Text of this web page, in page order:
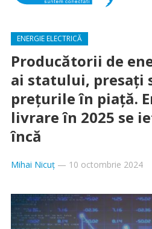
ENERGIE ELECTRICĂ
Producătorii de
ai statului, presați
prețurile în piață.
livrare în 2025 se
încă
Mihai Nicuț— 10 octombrie 2024